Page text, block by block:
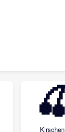
🍒
Kirschen